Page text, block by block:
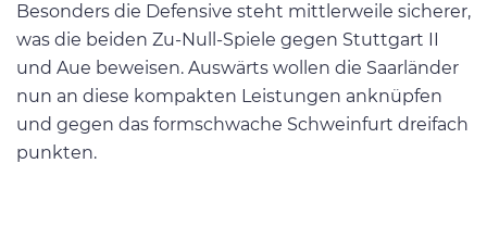
Besonders die Defensive steht mittlerweile sicherer,
was die beiden Zu-Null-Spiele gegen Stuttgart II
und Aue beweisen. Auswärts wollen die Saarländer
nun an diese kompakten Leistungen anknüpfen
und gegen das formschwache Schweinfurt dreifach
punkten.